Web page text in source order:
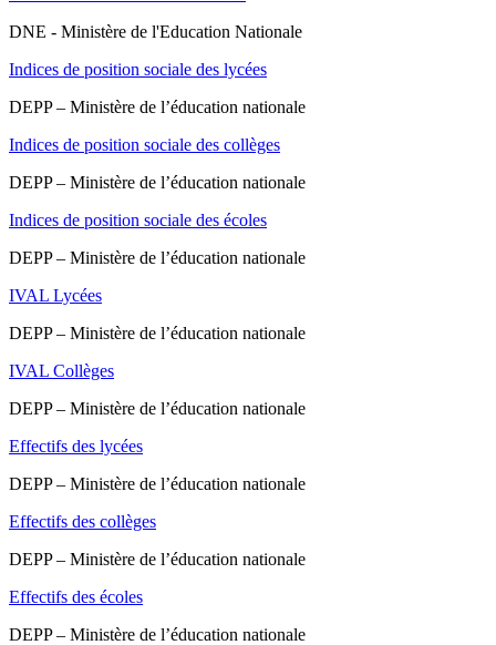
DNE - Ministère de l'Education Nationale
Indices de position sociale des lycées
DEPP – Ministère de l’éducation nationale
Indices de position sociale des collèges
DEPP – Ministère de l’éducation nationale
Indices de position sociale des écoles
DEPP – Ministère de l’éducation nationale
IVAL Lycées
DEPP – Ministère de l’éducation nationale
IVAL Collèges
DEPP – Ministère de l’éducation nationale
Effectifs des lycées
DEPP – Ministère de l’éducation nationale
Effectifs des collèges
DEPP – Ministère de l’éducation nationale
Effectifs des écoles
DEPP – Ministère de l’éducation nationale